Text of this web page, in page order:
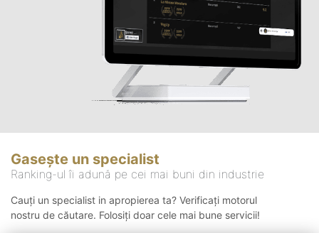
Gasește un specialist
Ranking-ul îi adună pe cei mai buni din industrie
Cauți un specialist in apropierea ta? Verificați motorul
nostru de căutare. Folosiți doar cele mai bune servicii!